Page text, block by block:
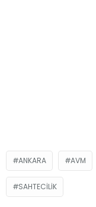
ANKARA AVM
SAHTECILIK